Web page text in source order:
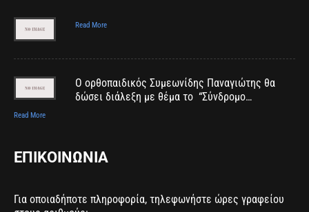
Read More
Ο ορθοπαιδικός Συμεωνίδης Παναγιώτης θα
δώσει διάλεξη με θέμα το “Σύνδρομο…
Read More
ΕΠΙΚΟΙΝΩΝΙΑ
Για οποιαδήποτε πληροφορία, τηλεφωνήστε ώρες γραφείου